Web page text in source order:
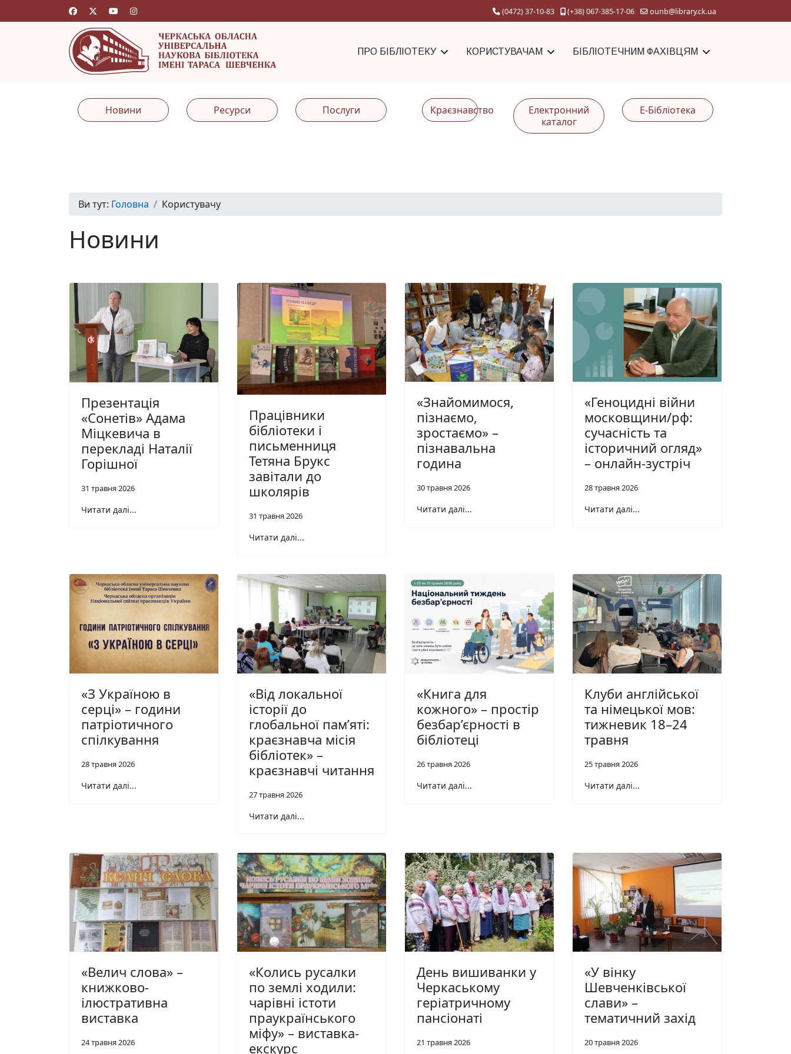
(0472) 37-10-83 (+38) 067-385-17-06 ounb@library.ck.ua
ПРО БІБЛІОТЕКУ КОРИСТУВАЧАМ БІБЛІОТЕЧНИМ ФАХІВЦЯМ
Новини Ресурси Послуги Краєзнавство
Електронний
каталог
Е-Бібліотека
Ви тут: Головна Користувачу
Новини
Презентація
«Сонетів» Адама
Міцкевича в
перекладі Наталії
Горішної
31 травня 2026
Читати далі...
Працівники
бібліотеки і
письменниця
Тетяна Брукс
завітали до
школярів
31 травня 2026
Читати далі...
«Знайомимося,
пізнаємо,
зростаємо» –
пізнавальна
година
30 травня 2026
Читати далі...
«Геноцидні війни
московщини/рф:
сучасність та
історичний огляд»
– онлайн-зустріч
28 травня 2026
Читати далі...
«З Україною в
серці» – години
патріотичного
спілкування
28 травня 2026
Читати далі...
«Від локальної
історії до
глобальної пам’яті:
краєзнавча місія
бібліотек» –
краєзнавчі читання
27 травня 2026
Читати далі...
«Книга для
кожного» – простір
безбар’єрності в
бібліотеці
26 травня 2026
Читати далі...
Клуби англійської
та німецької мов:
тижневик 18–24
травня
25 травня 2026
Читати далі...
«Велич слова» –
книжково-
ілюстративна
виставка
24 травня 2026
«Колись русалки
по землі ходили:
чарівні істоти
праукраїнського
міфу» – виставка-
екскурс
День вишиванки у
Черкаському
геріатричному
пансіонаті
21 травня 2026
«У вінку
Шевченківської
слави» –
тематичний захід
20 травня 2026